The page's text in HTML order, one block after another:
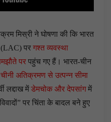
मिस्री ने घोषणा की कि भारत
(LAC) पर गश्त व्यवस्था
पर पहुंच गए हैं। भारत-चीन
अतिक्रमण से उत्पन्न सीमा
लद्दाख मेंडेमचोक और देपसांगमें
पर चिंता के बादल बने हुए